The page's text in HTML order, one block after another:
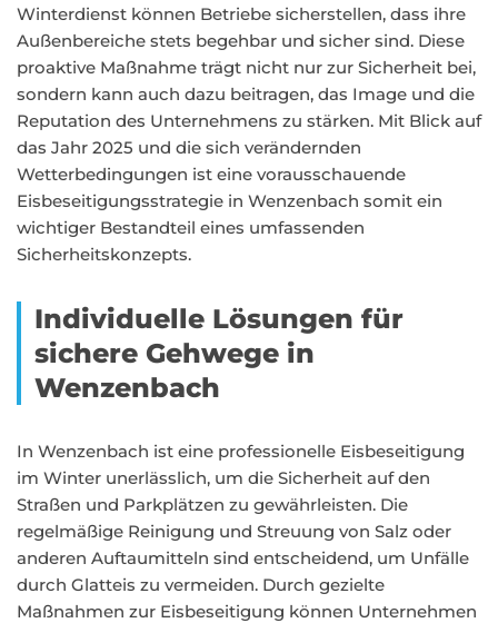
Winterdienst können Betriebe sicherstellen, dass ihre
Außenbereiche stets begehbar und sicher sind. Diese
proaktive Maßnahme trägt nicht nur zur Sicherheit bei,
sondern kann auch dazu beitragen, das Image und die
Reputation des Unternehmens zu stärken. Mit Blick auf
das Jahr 2025 und die sich verändernden
Wetterbedingungen ist eine vorausschauende
Eisbeseitigungsstrategie in Wenzenbach somit ein
wichtiger Bestandteil eines umfassenden
Sicherheitskonzepts.
Individuelle Lösungen für
sichere Gehwege in
Wenzenbach
In Wenzenbach ist eine professionelle Eisbeseitigung
im Winter unerlässlich, um die Sicherheit auf den
Straßen und Parkplätzen zu gewährleisten. Die
regelmäßige Reinigung und Streuung von Salz oder
anderen Auftaumitteln sind entscheidend, um Unfälle
durch Glatteis zu vermeiden. Durch gezielte
Maßnahmen zur Eisbeseitigung können Unternehmen